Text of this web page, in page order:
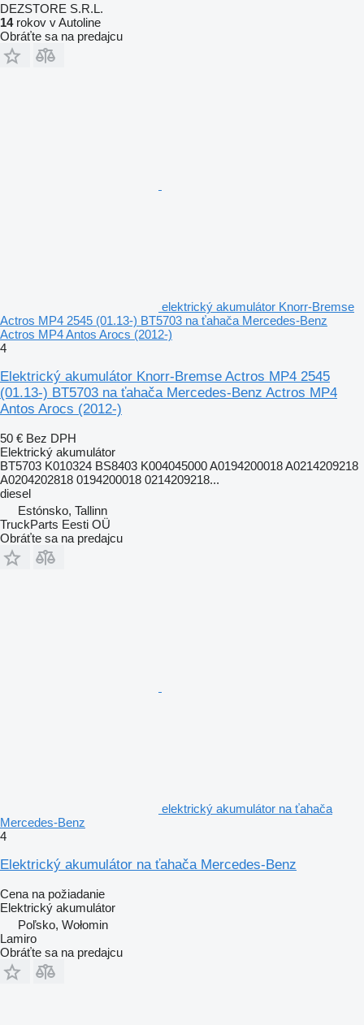
DEZSTORE S.R.L.
14rokov v Autoline
Obráťte sa na predajcu
elektrický akumulátor Knorr-Bremse
Actros MP4 2545 (01.13-) BT5703 na ťahača Mercedes-Benz
Actros MP4 Antos Arocs (2012-)
4
Elektrický akumulátor Knorr-Bremse Actros MP4 2545
(01.13-) BT5703 na ťahača Mercedes-Benz Actros MP4
Antos Arocs (2012-)
50 € Bez DPH
Elektrický akumulátor
BT5703 K010324 BS8403 K004045000 A0194200018 A0214209218
A0204202818 0194200018 0214209218...
diesel
Estónsko, Tallinn
TruckParts Eesti OÜ
Obráťte sa na predajcu
elektrický akumulátor na ťahača
Mercedes-Benz
4
Elektrický akumulátor na ťahača Mercedes-Benz
Cena na požiadanie
Elektrický akumulátor
Poľsko, Wołomin
Lamiro
Obráťte sa na predajcu